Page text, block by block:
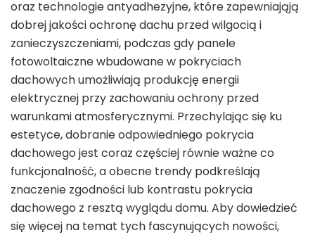
oraz technologie antyadhezyjne, które zapewniająją
dobrej jakości ochronę dachu przed wilgocią i
zanieczyszczeniami, podczas gdy panele
fotowoltaiczne wbudowane w pokryciach
dachowych umożliwiają produkcję energii
elektrycznej przy zachowaniu ochrony przed
warunkami atmosferycznymi. Przechylając się ku
estetyce, dobranie odpowiedniego pokrycia
dachowego jest coraz częściej równie ważne co
funkcjonalność, a obecne trendy podkreślają
znaczenie zgodności lub kontrastu pokrycia
dachowego z resztą wyglądu domu. Aby dowiedzieć
się więcej na temat tych fascynujących nowości,